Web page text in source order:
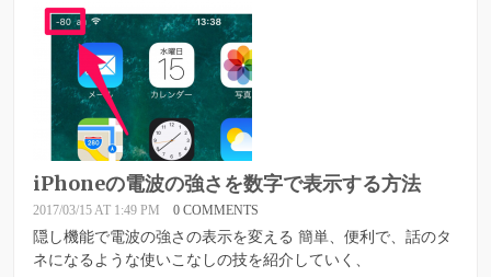
iPhoneの電波の強さを数字で表示する方法
2017/03/15 AT 1:49 PM 0 COMMENTS
隠し機能で電波の強さの表示を変える 簡単、便利で、話のタ
ネになるような使いこなしの技を紹介していく、